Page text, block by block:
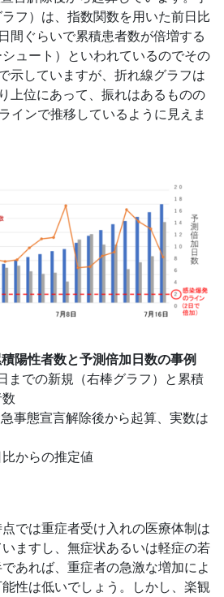
フ）は、指数関数を用いた前日比
間ぐらいで累積患者数が倍増する
ュート）といわれているのでその
示していますが、折れ線グラフは
上位にあって、振れはあるものの
インで推移しているように見えま
陽性者数と予測倍加日数の事例
までの新規（右棒グラフ）と累積
事態宣言解除後から起算、実数は
からの推定値
では重症者受け入れの医療体制は
ますし、無症状あるいは軽症の若
あれば、重症者の急激な増加によ
性は低いでしょう。しかし、楽観